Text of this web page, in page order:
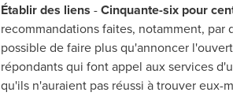
Établir des liens -Cinquante-six pour
recommandations faites, notamment, par
possible de faire plus qu'annoncer
répondants qui font appel aux services
qu'ils n'auraient pas réussi à trouver eux-